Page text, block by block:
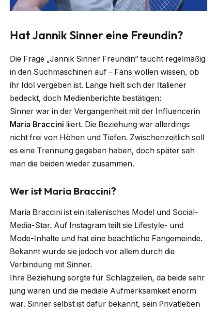
Hat Jannik Sinner eine Freundin?
Die Frage „Jannik Sinner Freundin“ taucht regelmäßig
in den Suchmaschinen auf – Fans wollen wissen, ob
ihr Idol vergeben ist. Lange hielt sich der Italiener
bedeckt, doch Medienberichte bestätigen:
Sinner war in der Vergangenheit mit der Influencerin
Maria Braccini liiert. Die Beziehung war allerdings
nicht frei von Höhen und Tiefen. Zwischenzeitlich soll
es eine Trennung gegeben haben, doch später sah
man die beiden wieder zusammen.
Wer ist Maria Braccini?
Maria Braccini ist ein italienisches Model und Social-
Media-Star. Auf Instagram teilt sie Lifestyle- und
Mode-Inhalte und hat eine beachtliche Fangemeinde.
Bekannt wurde sie jedoch vor allem durch die
Verbindung mit Sinner.
Ihre Beziehung sorgte für Schlagzeilen, da beide sehr
jung waren und die mediale Aufmerksamkeit enorm
war. Sinner selbst ist dafür bekannt, sein Privatleben